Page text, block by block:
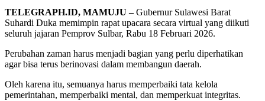
TELEGRAPH.ID, MAMUJU –Gubernur Sulawesi Barat
Suhardi Duka memimpin rapat upacara secara virtual yang diikuti
seluruh jajaran Pemprov Sulbar, Rabu 18 Februari 2026.
Perubahan zaman harus menjadi bagian yang perlu diperhatikan
agar bisa terus berinovasi dalam membangun daerah.
Oleh karena itu, semuanya harus memperbaiki tata kelola
pemerintahan, memperbaiki mental, dan memperkuat integritas.